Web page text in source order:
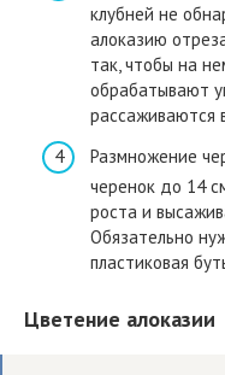
клубней не
алоказию
так, чтобы на
обрабатывают
рассаживаются
Размножение
черенок до 14
роста и
Обязательно
пластиковая
Цветение алоказии